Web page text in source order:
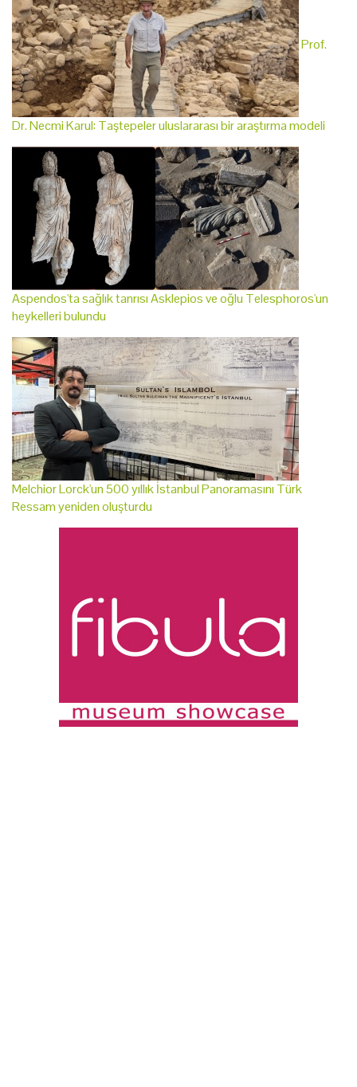
Prof.
Dr. Necmi Karul: Taştepeler uluslararası bir araştırma modeli
Aspendos'ta sağlık tanrısı Asklepios ve oğlu Telesphoros'un
heykelleri bulundu
Melchior Lorck'un 500 yıllık İstanbul Panoramasını Türk
Ressam yeniden oluşturdu